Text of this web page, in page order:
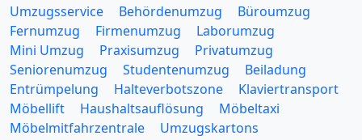
Umzugsservice Behördenumzug
Büroumzug
Fernumzug
Firmenumzug
Laborumzug
Mini Umzug
Praxisumzug
Privatumzug
Seniorenumzug
Studentenumzug
Beiladung
Entrümpelung
Halteverbotszone
Klaviertransport
Möbellift
Haushaltsauflösung
Möbeltaxi
Möbelmitfahrzentrale
Umzugskartons